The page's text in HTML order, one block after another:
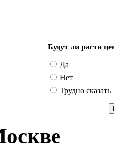
Будут ли расти
Да
Нет
Трудно сказать